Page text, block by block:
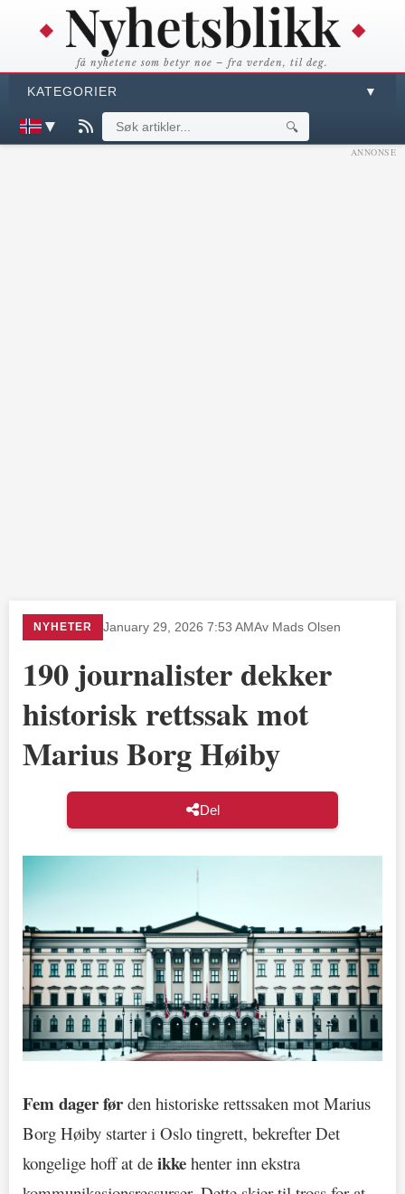
få nyhetene som betyr noe – fra verden, til deg.
KATEGORIER ▼
▼ 🔍
ANNONSE
NYHETER January 29, 2026 7:53 AMAv Mads Olsen
190 journalister dekker
historisk rettssak mot
Marius Borg Høiby
Del
Fem dager før den historiske rettssaken mot Marius
Borg Høiby starter i Oslo tingrett, bekrefter Det
kongelige hoff at de ikke henter inn ekstra